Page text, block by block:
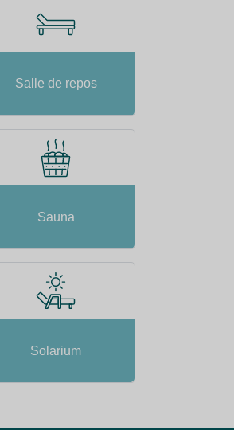
Salle de repos
Sauna
Solarium